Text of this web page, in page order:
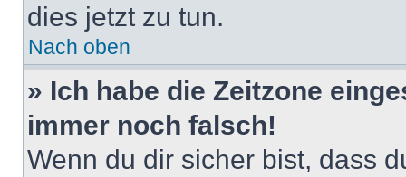
dies jetzt zu tun.
Nach oben
» Ich habe die Zeitzone
immer noch falsch!
Wenn du dir sicher bist, dass